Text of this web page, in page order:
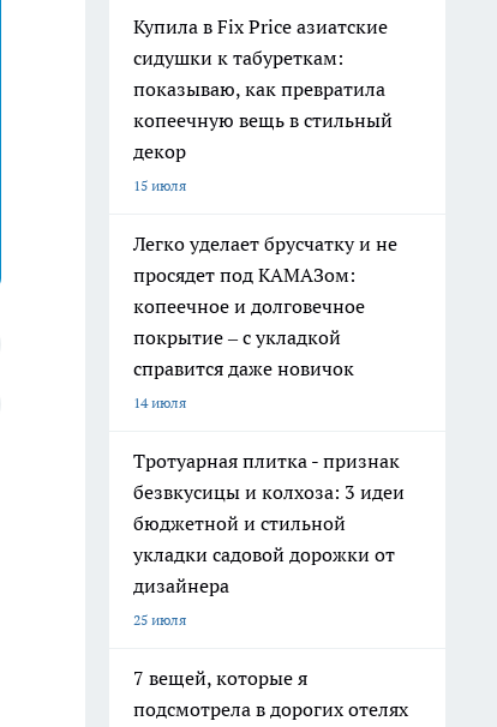
Купила в Fix Price азиатские
сидушки к табуреткам:
показываю, как превратила
копеечную вещь в стильный
декор
15 июля
Легко уделает брусчатку и не
просядет под КАМАЗом:
копеечное и долговечное
покрытие – с укладкой
справится даже новичок
14 июля
Тротуарная плитка - признак
безвкусицы и колхоза: 3 идеи
бюджетной и стильной
укладки садовой дорожки от
дизайнера
25 июля
7 вещей, которые я
подсмотрела в дорогих отелях